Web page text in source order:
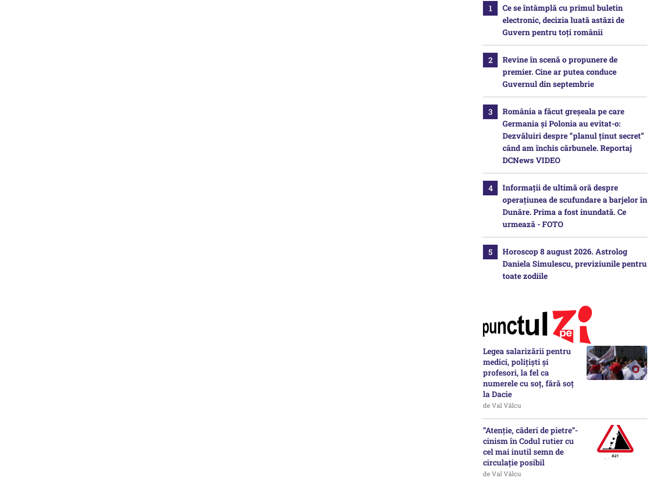
Ce se întâmplă cu primul buletin
electronic, decizia luată astăzi de
Guvern pentru toți românii
Revine în scenă o propunere de
premier. Cine ar putea conduce
Guvernul din septembrie
România a făcut greșeala pe care
Germania și Polonia au evitat-o:
Dezvăluiri despre ”planul ținut secret”
când am închis cărbunele. Reportaj
DCNews VIDEO
Informații de ultimă oră despre
operațiunea de scufundare a barjelor în
Dunăre. Prima a fost inundată. Ce
urmează - FOTO
Horoscop 8 august 2026. Astrolog
Daniela Simulescu, previziunile pentru
toate zodiile
Legea salarizării pentru
medici, polițiști și
profesori, la fel ca
numerele cu soț, fără soț
la Dacie
de Val Vâlcu
”Atenție, căderi de pietre”-
cinism în Codul rutier cu
cel mai inutil semn de
circulație posibil
de Val Vâlcu